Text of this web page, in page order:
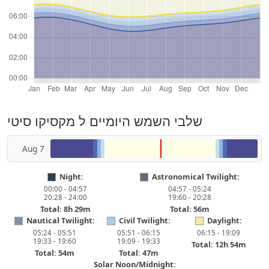
שלבי השמש היומיים ל מקסיקו סיטי
Aug 7
Night:
00:00 - 04:57
20:28 - 24:00
Total: 8h 29m
Astronomical Twilight:
04:57 - 05:24
19:60 - 20:28
Total: 56m
Nautical Twilight:
05:24 - 05:51
19:33 - 19:60
Total: 54m
Civil Twilight:
05:51 - 06:15
19:09 - 19:33
Total: 47m
Daylight:
06:15 - 19:09
Total: 12h 54m
Solar Noon/Midnight: